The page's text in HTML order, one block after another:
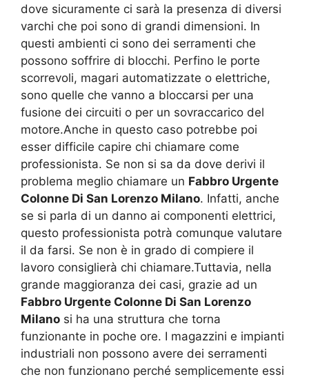
dove sicuramente ci sarà la presenza di diversi
varchi che poi sono di grandi dimensioni. In
questi ambienti ci sono dei serramenti che
possono soffrire di blocchi. Perfino le porte
scorrevoli, magari automatizzate o elettriche,
sono quelle che vanno a bloccarsi per una
fusione dei circuiti o per un sovraccarico del
motore.Anche in questo caso potrebbe poi
esser difficile capire chi chiamare come
professionista. Se non si sa da dove derivi il
problema meglio chiamare un Fabbro Urgente
Colonne Di San Lorenzo Milano. Infatti, anche
se si parla di un danno ai componenti elettrici,
questo professionista potrà comunque valutare
il da farsi. Se non è in grado di compiere il
lavoro consiglierà chi chiamare.Tuttavia, nella
grande maggioranza dei casi, grazie ad un
Fabbro Urgente Colonne Di San Lorenzo
Milano si ha una struttura che torna
funzionante in poche ore. I magazzini e impianti
industriali non possono avere dei serramenti
che non funzionano perché semplicemente essi